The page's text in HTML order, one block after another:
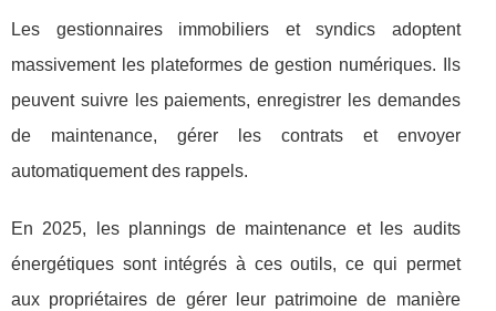
Les gestionnaires immobiliers et syndics adoptent
massivement les plateformes de gestion numériques. Ils
peuvent suivre les paiements, enregistrer les demandes
de maintenance, gérer les contrats et envoyer
automatiquement des rappels.
En 2025, les plannings de maintenance et les audits
énergétiques sont intégrés à ces outils, ce qui permet
aux propriétaires de gérer leur patrimoine de manière